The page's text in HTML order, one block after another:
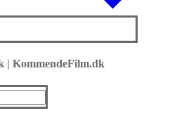
| KommendeFilm.dk